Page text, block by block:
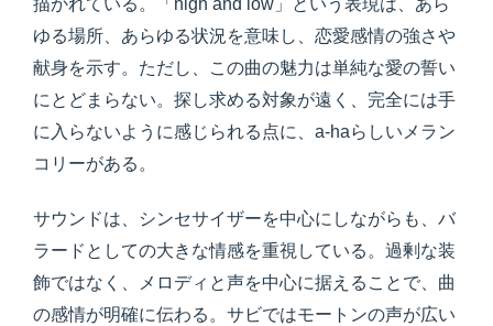
描かれている。「high and low」という表現は、あら
ゆる場所、あらゆる状況を意味し、恋愛感情の強さや
献身を示す。ただし、この曲の魅力は単純な愛の誓い
にとどまらない。探し求める対象が遠く、完全には手
に入らないように感じられる点に、a-haらしいメラン
コリーがある。
サウンドは、シンセサイザーを中心にしながらも、バ
ラードとしての大きな情感を重視している。過剰な装
飾ではなく、メロディと声を中心に据えることで、曲
の感情が明確に伝わる。サビではモートンの声が広い